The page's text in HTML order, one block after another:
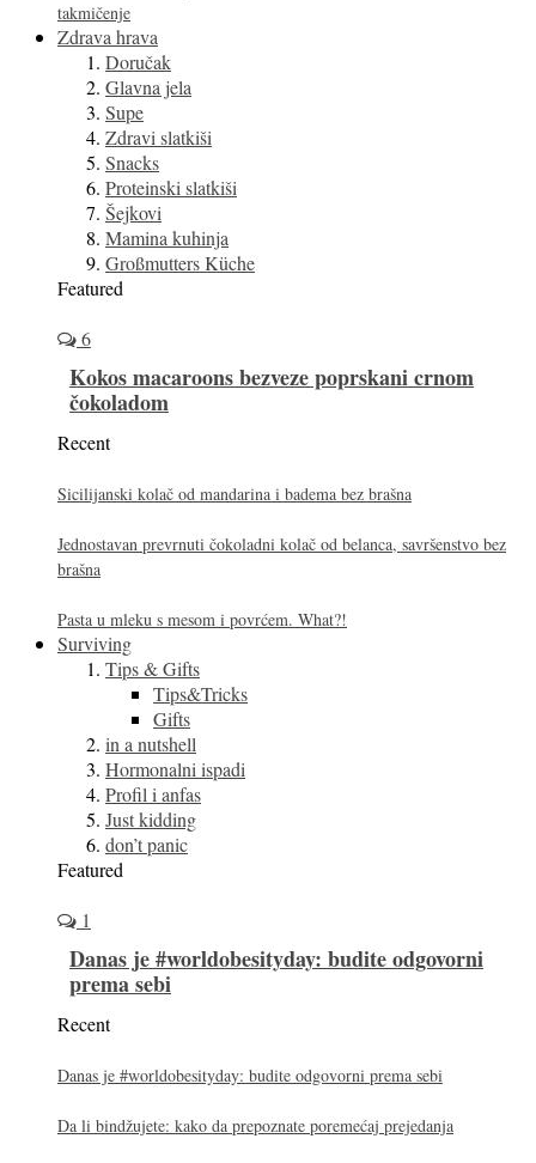
takmičenje
Zdrava hrava
Doručak
Glavna jela
Supe
Zdravi slatkiši
Snacks
Proteinski slatkiši
Šejkovi
Mamina kuhinja
Großmutters Küche
Featured
6
Kokos macaroons bezveze poprskani crnom
čokoladom
Recent
Sicilijanski kolač od mandarina i badema bez brašna
Jednostavan prevrnuti čokoladni kolač od belanca, savršenstvo bez
brašna
Pasta u mleku s mesom i povrćem. What?!
Surviving
Tips & Gifts
Tips&Tricks
Gifts
in a nutshell
Hormonalni ispadi
Profil i anfas
Just kidding
don’t panic
Featured
1
Danas je #worldobesityday: budite odgovorni
prema sebi
Recent
Danas je #worldobesityday: budite odgovorni prema sebi
Da li bindžujete: kako da prepoznate poremećaj prejedanja